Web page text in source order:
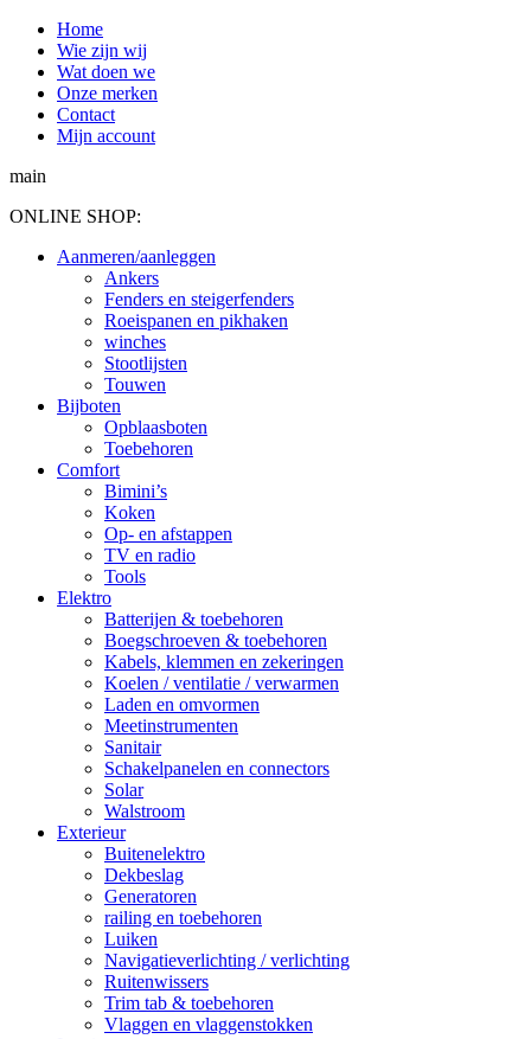
Spring
naar
content
Home
Wie zijn wij
Wat doen we
Onze merken
Contact
Mijn account
main
ONLINE SHOP:
Aanmeren/aanleggen
Ankers
Fenders en steigerfenders
Roeispanen en pikhaken
winches
Stootlijsten
Touwen
Bijboten
Opblaasboten
Toebehoren
Comfort
Bimini’s
Koken
Op- en afstappen
TV en radio
Tools
Elektro
Batterijen & toebehoren
Boegschroeven & toebehoren
Kabels, klemmen en zekeringen
Koelen / ventilatie / verwarmen
Laden en omvormen
Meetinstrumenten
Sanitair
Schakelpanelen en connectors
Solar
Walstroom
Exterieur
Buitenelektro
Dekbeslag
Generatoren
railing en toebehoren
Luiken
Navigatieverlichting / verlichting
Ruitenwissers
Trim tab & toebehoren
Vlaggen en vlaggenstokken